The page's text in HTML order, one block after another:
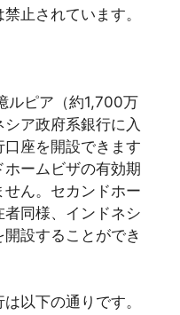
止されています。
ルピア（約1,700万
ア政府系銀行に入
座を開設できます
ームビザの有効期
ん。セカンドホー
同様、インドネシ
設することができ
以下の通りです。